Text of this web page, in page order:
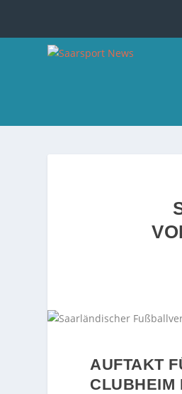
AUFTAKT
CLUBHEIM